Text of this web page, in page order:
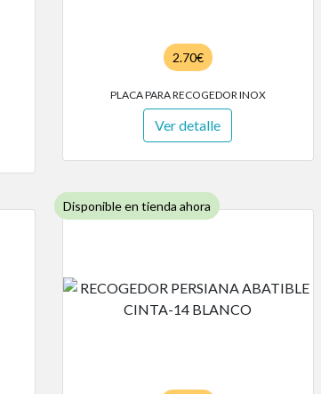
2.70€
PLACA PARA RECOGEDOR INOX
Ver detalle
Disponible en tienda ahora